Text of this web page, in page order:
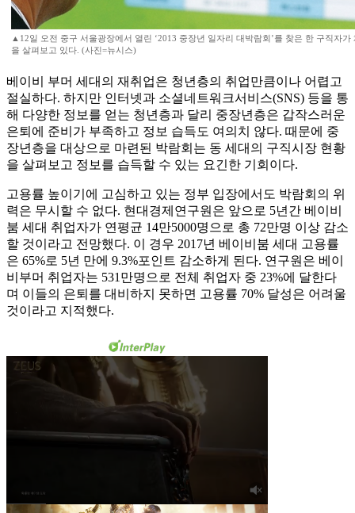
▲12일 오전 중구 서울광장에서 열린 ‘2013 중장년 일자리 대박람회’를 찾은 한 구직자가
을 살펴보고 있다. (사진=뉴시스)
베이비 부머 세대의 재취업은 청년층의 취업만큼이나 어렵고
절실하다. 하지만 인터넷과 소셜네트워크서비스(SNS) 등을 통
해 다양한 정보를 얻는 청년층과 달리 중장년층은 갑작스러운
은퇴에 준비가 부족하고 정보 습득도 여의치 않다. 때문에 중
장년층을 대상으로 마련된 박람회는 동 세대의 구직시장 현황
을 살펴보고 정보를 습득할 수 있는 요긴한 기회이다.
고용률 높이기에 고심하고 있는 정부 입장에서도 박람회의 위
력은 무시할 수 없다. 현대경제연구원은 앞으로 5년간 베이비
붐 세대 취업자가 연평균 14만5000명으로 총 72만명 이상 감소
할 것이라고 전망했다. 이 경우 2017년 베이비붐 세대 고용률
은 65%로 5년 만에 9.3%포인트 감소하게 된다. 연구원은 베이
비부머 취업자는 531만명으로 전체 취업자 중 23%에 달한다
며 이들의 은퇴를 대비하지 못하면 고용률 70% 달성은 어려울
것이라고 지적했다.